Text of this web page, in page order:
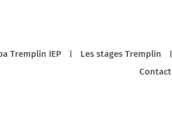
Tremplin IEP Les stages Tremplin
Contact